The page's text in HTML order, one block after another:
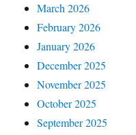
March 2026
February 2026
January 2026
December 2025
November 2025
October 2025
September 2025